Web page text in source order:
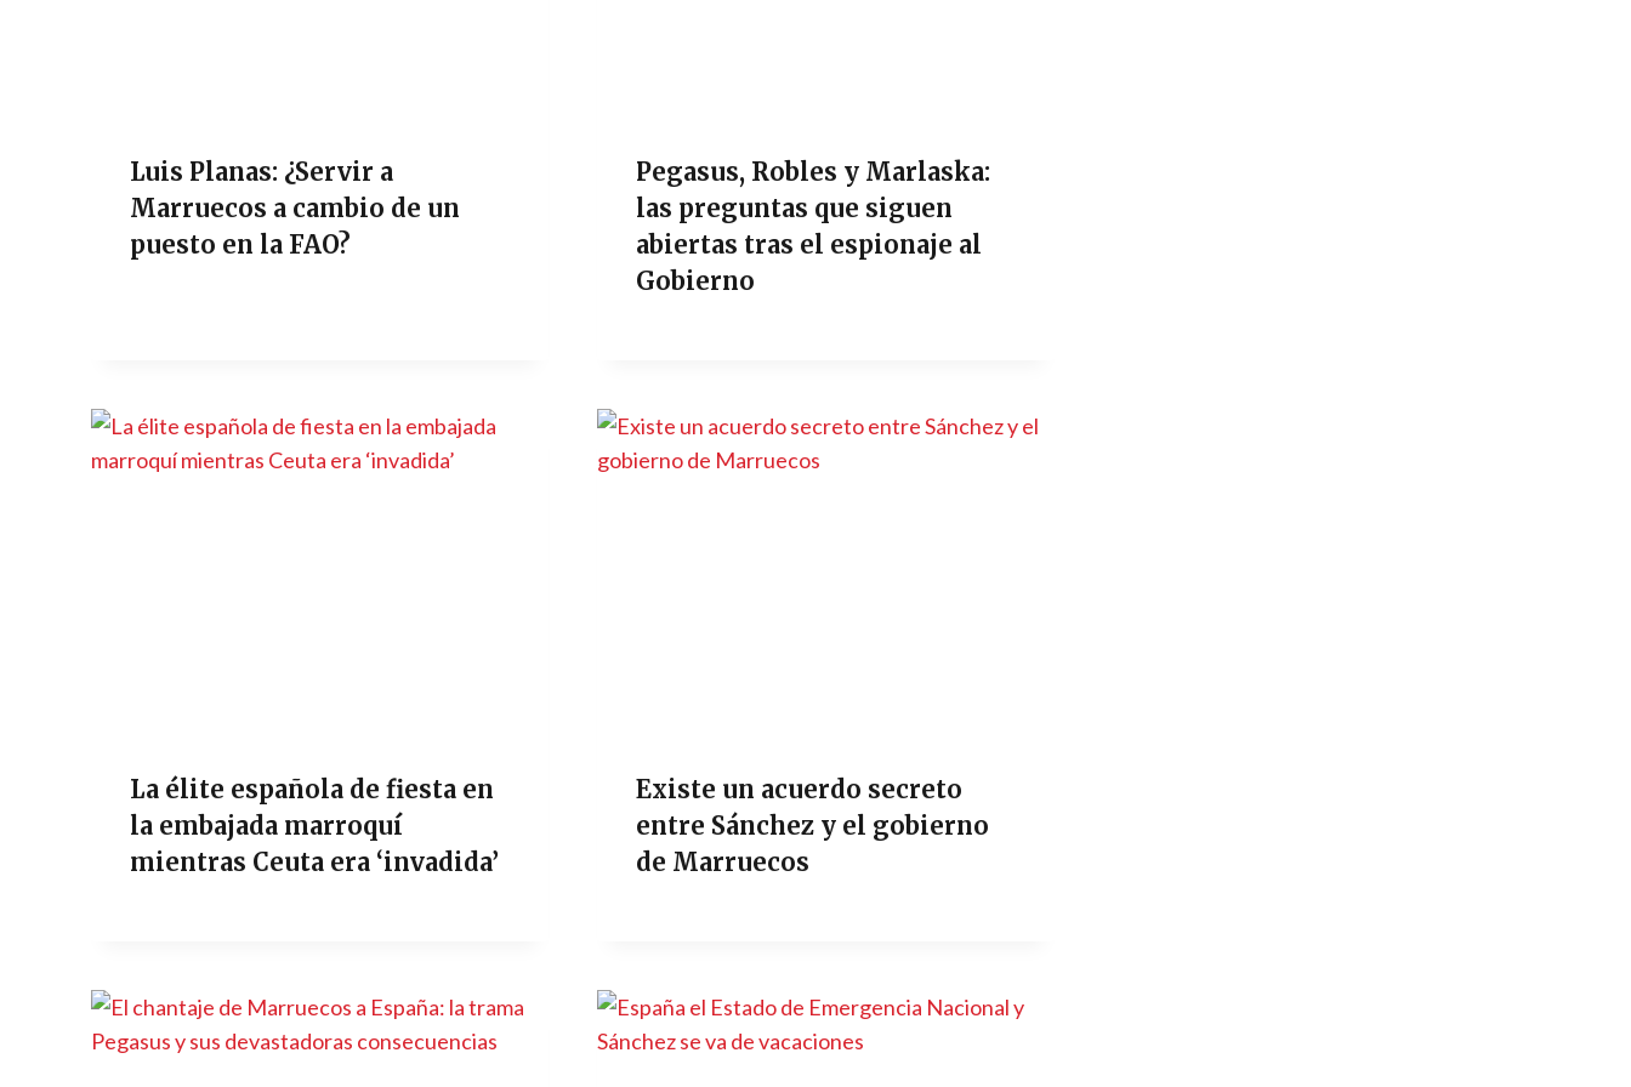
Luis Planas: ¿Servir a
Marruecos a cambio de un
puesto en la FAO?
Pegasus, Robles y Marlaska:
las preguntas que siguen
abiertas tras el espionaje al
Gobierno
La élite española de fiesta en
la embajada marroquí
mientras Ceuta era ‘invadida’
Existe un acuerdo secreto
entre Sánchez y el gobierno
de Marruecos